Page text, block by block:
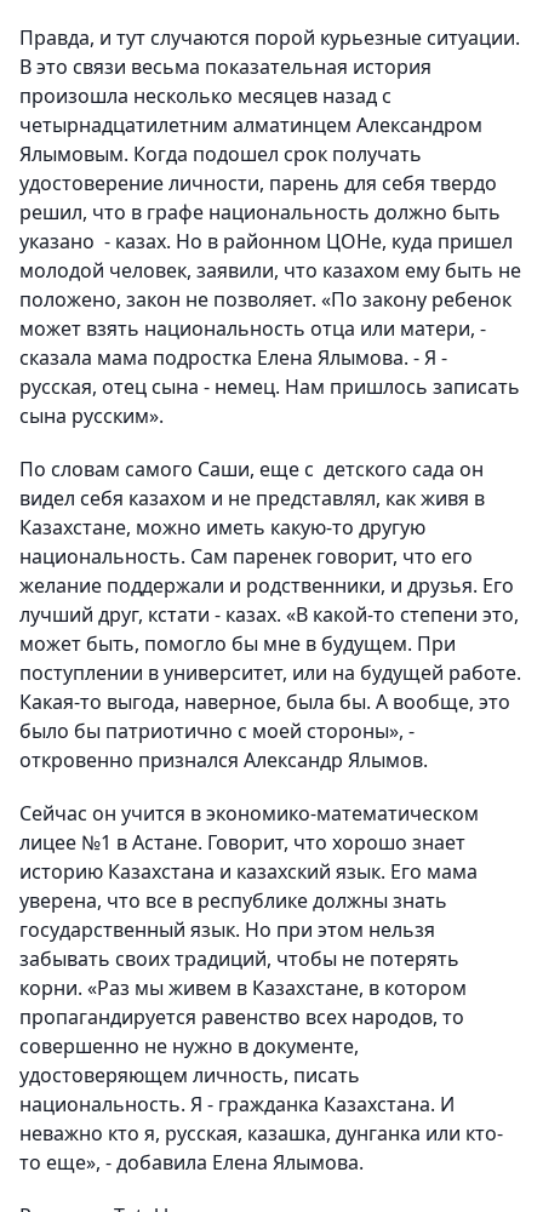
Правда, и тут случаются порой курьезные ситуации.
В это связи весьма показательная история
произошла несколько месяцев назад с
четырнадцатилетним алматинцем Александром
Ялымовым. Когда подошел срок получать
удостоверение личности, парень для себя твердо
решил, что в графе национальность должно быть
указано - казах. Но в районном ЦОНе, куда пришел
молодой человек, заявили, что казахом ему быть не
положено, закон не позволяет. «По закону ребенок
может взять национальность отца или матери, -
сказала мама подростка Елена Ялымова. - Я -
русская, отец сына - немец. Нам пришлось записать
сына русским».
По словам самого Саши, еще с детского сада он
видел себя казахом и не представлял, как живя в
Казахстане, можно иметь какую-то другую
национальность. Сам паренек говорит, что его
желание поддержали и родственники, и друзья. Его
лучший друг, кстати - казах. «В какой-то степени это,
может быть, помогло бы мне в будущем. При
поступлении в университет, или на будущей работе.
Какая-то выгода, наверное, была бы. А вообще, это
было бы патриотично с моей стороны», -
откровенно признался Александр Ялымов.
Сейчас он учится в экономико-математическом
лицее №1 в Астане. Говорит, что хорошо знает
историю Казахстана и казахский язык. Его мама
уверена, что все в республике должны знать
государственный язык. Но при этом нельзя
забывать своих традиций, чтобы не потерять
корни. «Раз мы живем в Казахстане, в котором
пропагандируется равенство всех народов, то
совершенно не нужно в документе,
удостоверяющем личность, писать
национальность. Я - гражданка Казахстана. И
неважно кто я, русская, казашка, дунганка или кто-
то еще», - добавила Елена Ялымова.